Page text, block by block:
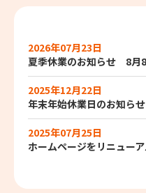
2026年07月23日
夏季休業のお知らせ 8月
2025年12月22日
年末年始休業日のお知ら
2025年07月25日
ホームページをリニュー